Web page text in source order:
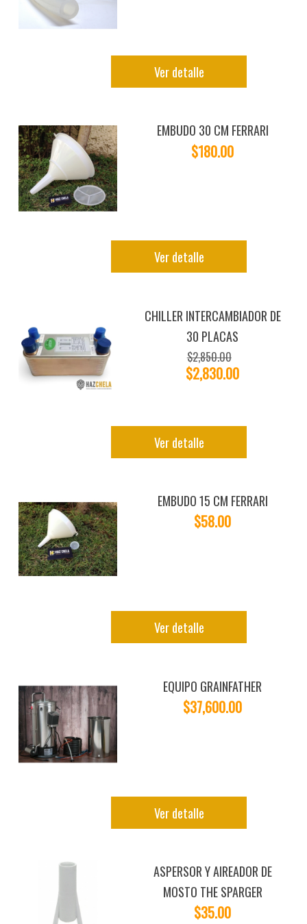
Ver detalle
EMBUDO 30 CM FERRARI
$180.00
Ver detalle
CHILLER INTERCAMBIADOR DE
30 PLACAS
$2,850.00
$2,830.00
Ver detalle
EMBUDO 15 CM FERRARI
$58.00
Ver detalle
EQUIPO GRAINFATHER
$37,600.00
Ver detalle
ASPERSOR Y AIREADOR DE
MOSTO THE SPARGER
$35.00